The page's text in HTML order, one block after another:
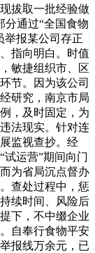
拔取一批经验做
分通过“全国食物
举报某公司存正
指向明白。时值
敏捷组织市、区
节。因为该公司
研究，南京市局
，及时固定，为
法现实。针对连
监视查抄。经
运营”期间向门
为省局沉点督办
查处过程中，惩
续时间、风险后
下，不中缀企业
自奉行食物平安
报线万余元，已